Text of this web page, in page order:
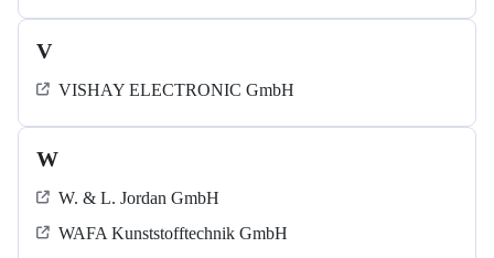
V
VISHAY ELECTRONIC GmbH
W
W. & L. Jordan GmbH
WAFA Kunststofftechnik GmbH